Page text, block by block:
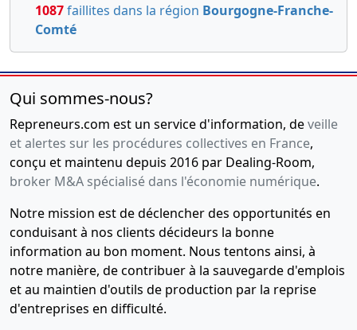
1087faillites dans la région Bourgogne-Franche-
Comté
Qui sommes-nous?
Repreneurs.com est un service d'information, deveille
et alertes sur les procédures collectives en France,
conçu et maintenu depuis 2016 par Dealing-Room,
broker M&A spécialisé dans l'économie numérique.
Notre mission est de déclencher des opportunités en
conduisant à nos clients décideurs la bonne
information au bon moment. Nous tentons ainsi, à
notre manière, de contribuer à la sauvegarde d'emplois
et au maintien d'outils de production par la reprise
d'entreprises en difficulté.